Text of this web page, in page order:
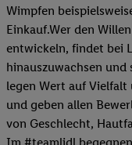
Wimpfen
Einkauf.Wer den
entwickeln, findet bei
hinauszuwachsen und
legen Wert auf
und geben allen
von Geschlecht,